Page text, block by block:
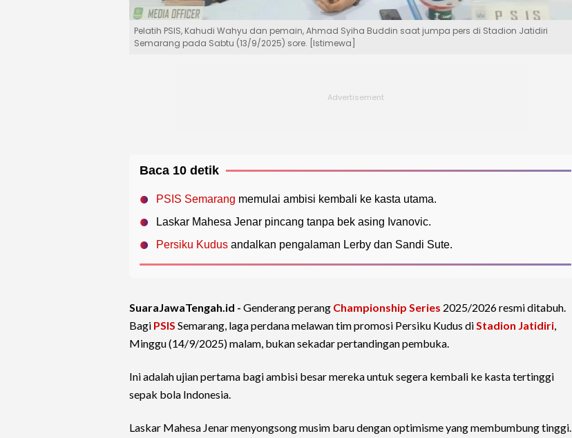
Pelatih PSIS, Kahudi Wahyu dan pemain, Ahmad Syiha Buddin saat jumpa pers di Stadion Jatidiri
Semarang pada Sabtu (13/9/2025) sore. [Istimewa]
Baca 10 detik
PSIS Semarang memulai ambisi kembali ke kasta utama.
Laskar Mahesa Jenar pincang tanpa bek asing Ivanovic.
Persiku Kudus andalkan pengalaman Lerby dan Sandi Sute.
SuaraJawaTengah.id - Genderang perang Championship Series 2025/2026 resmi ditabuh.
Bagi PSIS Semarang, laga perdana melawan tim promosi Persiku Kudus diStadion Jatidiri,
Minggu (14/9/2025) malam, bukan sekadar pertandingan pembuka.
Ini adalah ujian pertama bagi ambisi besar mereka untuk segera kembali ke kasta tertinggi
sepak bola Indonesia.
Laskar Mahesa Jenar menyongsong musim baru dengan optimisme yang membumbung tinggi.